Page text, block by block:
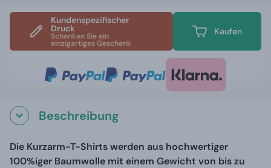
Kundenspezifischer
Druck
Schenken Sie ein
einzigartiges Geschenk
Kaufen
Beschreibung
Die Kurzarm-T-Shirts werden aus hochwertiger
100%iger Baumwolle mit einem Gewicht von bis zu